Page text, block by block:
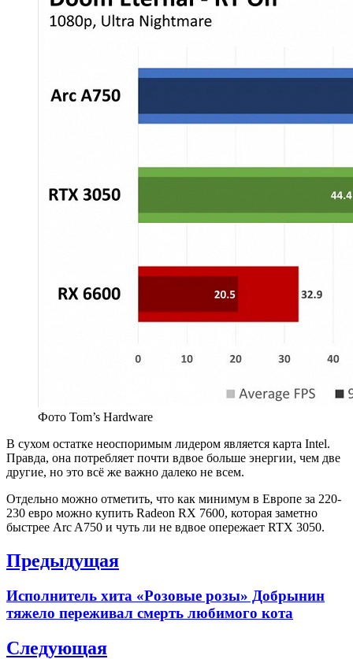
Фото Tom’s Hardware
В сухом остатке неоспоримым лидером является карта Intel.
Правда, она потребляет почти вдвое больше энергии, чем две
другие, но это всё же важно далеко не всем.
Отдельно можно отметить, что как минимум в Европе за 220-
230 евро можно купить Radeon RX 7600, которая заметно
быстрее Arc A750 и чуть ли не вдвое опережает RTX 3050.
Навигация
записям
Предыдущая
Previous
Исполнитель хита «Розовые розы» Добрынин
тяжело переживал смерть любимого кота
Следующая